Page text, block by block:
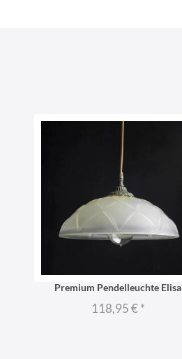
Premium Pendelleuchte Elisa
118,95 €*